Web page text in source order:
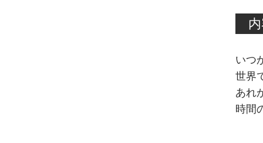
いつ
世界
あれ
時間